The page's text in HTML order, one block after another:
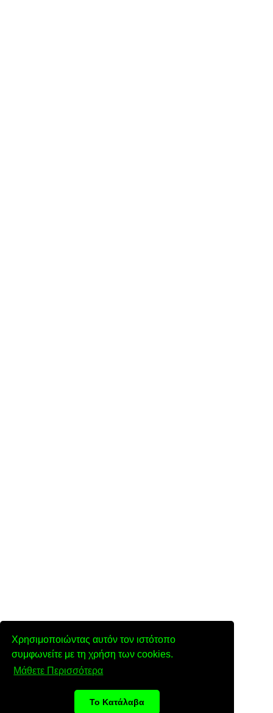
Χρησιμοποιώντας αυτόν τον ιστότοπο
συμφωνείτε με τη χρήση των cookies.
Μάθετε Περισσότερα
Το Κατάλαβα